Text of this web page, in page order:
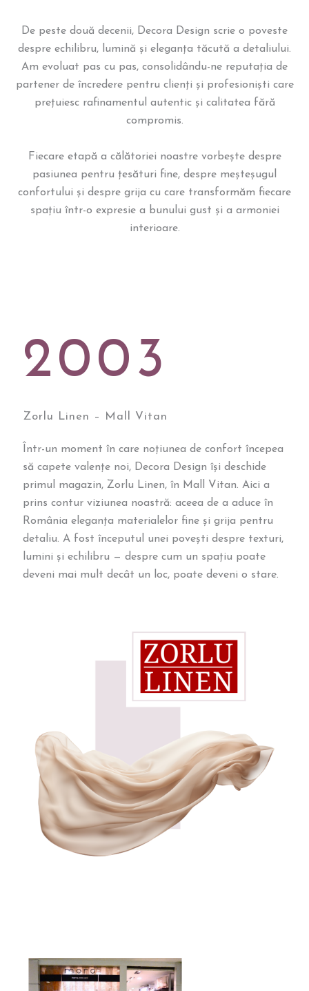
De peste două decenii, Decora Design scrie o poveste
despre echilibru, lumină și eleganța tăcută a detaliului.
Am evoluat pas cu pas, consolidându-ne reputația de
partener de încredere pentru clienți și profesioniști care
prețuiesc rafinamentul autentic și calitatea fără
compromis.
Fiecare etapă a călătoriei noastre vorbește despre
pasiunea pentru țesături fine, despre meșteșugul
confortului și despre grija cu care transformăm fiecare
spațiu într-o expresie a bunului gust și a armoniei
interioare.
2003
Zorlu Linen – Mall Vitan
Într-un moment în care noțiunea de confort începea
să capete valențe noi, Decora Design își deschide
primul magazin, Zorlu Linen, în Mall Vitan. Aici a
prins contur viziunea noastră: aceea de a aduce în
România eleganța materialelor fine și grija pentru
detaliu. A fost începutul unei povești despre texturi,
lumini și echilibru — despre cum un spațiu poate
deveni mai mult decât un loc, poate deveni o stare.